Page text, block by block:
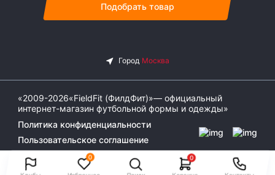
0 0
Подобрать товар
«2009-2026«FieldFit (ФилдФит)»— официальный
интернет-магазин футбольной формы и одежды»
Политика конфиденциальности
Пользовательское соглашение